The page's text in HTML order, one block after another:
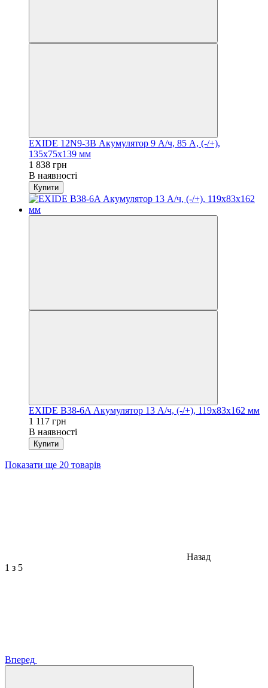
EXIDE 12N9-3B Акумулятор 9 А/ч, 85 А, (-/+),
135х75х139 мм
1 838 грн
В наявності
Купити
EXIDE B38-6A Акумулятор 13 А/ч, (-/+), 119х83х162 мм
1 117 грн
В наявності
Купити
Показати ще 20 товарів
Назад
1 з 5
Вперед